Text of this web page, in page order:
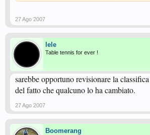
non sarai anche tu di quelli candelotto grande miccia
27 Ago 2007
lele
Table tennis for ever !
sarebbe opportuno revisionare la
del fatto che qualcuno lo ha cambiato.
27 Ago 2007
Boomerang